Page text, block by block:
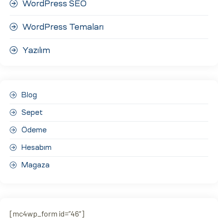
WordPress SEO
WordPress Temaları
Yazılım
Blog
Sepet
Ödeme
Hesabım
Magaza
[mc4wp_form id=”46″]